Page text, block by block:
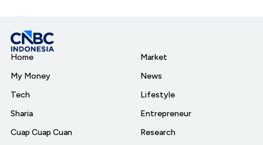
Home
My Money
Tech
Sharia
Cuap Cuap Cuan
Market
News
Lifestyle
Entrepreneur
Research